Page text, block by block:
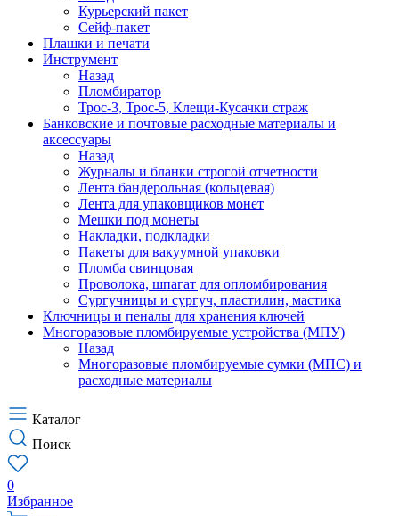
Курьерский пакет
Сейф-пакет
Плашки и печати
Инструмент
Назад
Пломбиратор
Трос-3, Трос-5, Клещи-Кусачки страж
Банковские и почтовые расходные материалы и
аксессуары
Назад
Журналы и бланки строгой отчетности
Лента бандерольная (кольцевая)
Лента для упаковщиков монет
Мешки под монеты
Накладки, подкладки
Пакеты для вакуумной упаковки
Пломба свинцовая
Проволока, шпагат для опломбирования
Сургучницы и сургуч, пластилин, мастика
Ключницы и пеналы для хранения ключей
Многоразовые пломбируемые устройства (МПУ)
Назад
Многоразовые пломбируемые сумки (МПС) и
расходные материалы
Каталог
Поиск
0
Избранное